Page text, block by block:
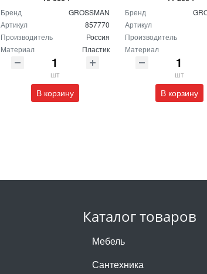
Бренд
GROSSMAN
Артикул
857770
Производитель
Россия
Материал
Пластик
шт
В корзину
Бренд
Артикул
Производитель
Материал
шт
В корзину
Каталог товаров
Мебель
Сантехника